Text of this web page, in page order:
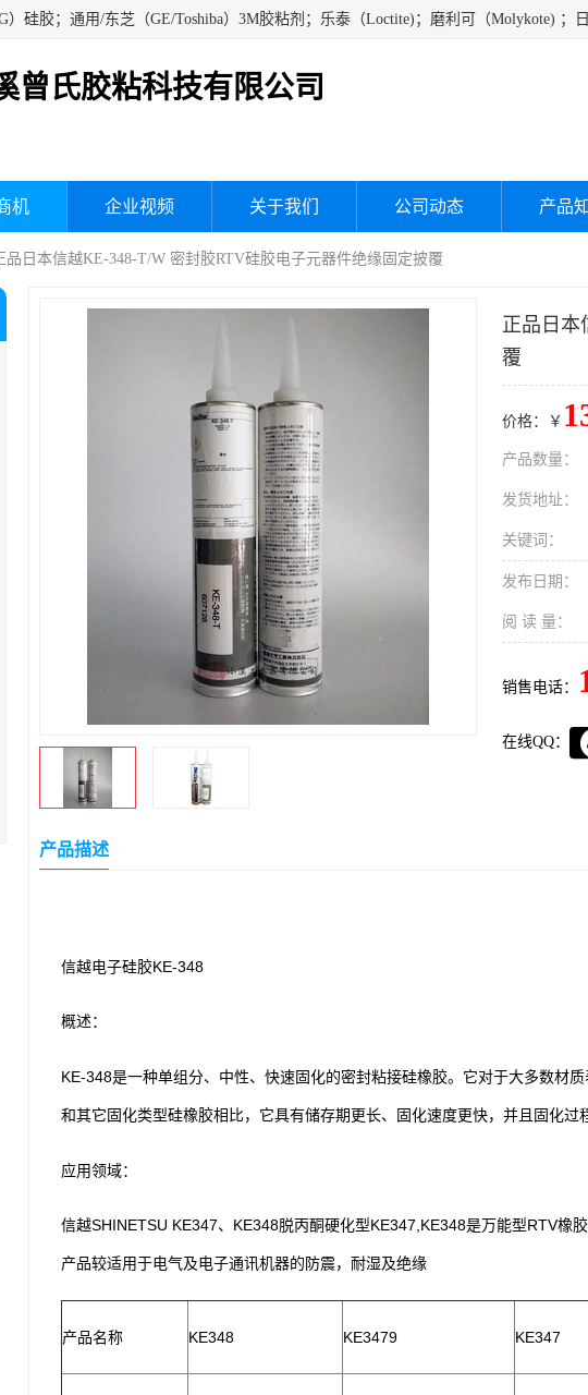
曾氏胶粘科技有限公司
机 企业视频 关于我们 公司动态 产品
品日本信越KE-348-T/W 密封胶RTV硅胶电子元器件绝缘固定披覆
正品日本
覆
价格：￥
产品数量：
发货地址：
关键词：
发布日期：
阅 读 量：
销售电话：
在线QQ：
产品描述
信越电子硅胶KE-348
概述：
KE-348是一种单组分、中性、快速固化的密封粘接硅橡胶。它对于大多数材
和其它固化类型硅橡胶相比，它具有储存期更长、固化速度更快，并且固化过
应用领域：
信越SHINETSU KE347、KE348脱丙酮硬化型KE347,KE348是万能型RTV橡
产品较适用于电气及电子通讯机器的防震，耐湿及绝缘
产品名称 KE348 KE3479 KE347